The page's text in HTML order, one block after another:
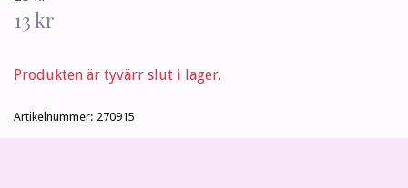
13 kr
Produkten är tyvärr slut i lager.
Artikelnummer: 270915